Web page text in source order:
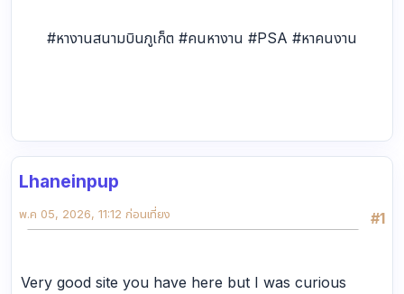
#หางานสนามบินภูเก็ต #คนหางาน #PSA #หาคนงาน
Lhaneinpup
#1
พ.ค 05, 2026, 11:12 ก่อนเที่ยง
Very good site you have here but I was curious